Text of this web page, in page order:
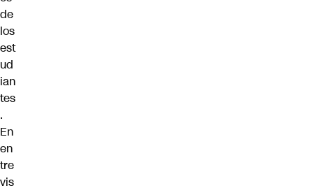
de
los
est
ud
ian
tes
.
En
en
tre
vis